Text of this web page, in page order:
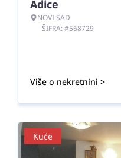
Adice
NOVI SAD
ŠIFRA: #568729
Više o nekretnini >
Kuće